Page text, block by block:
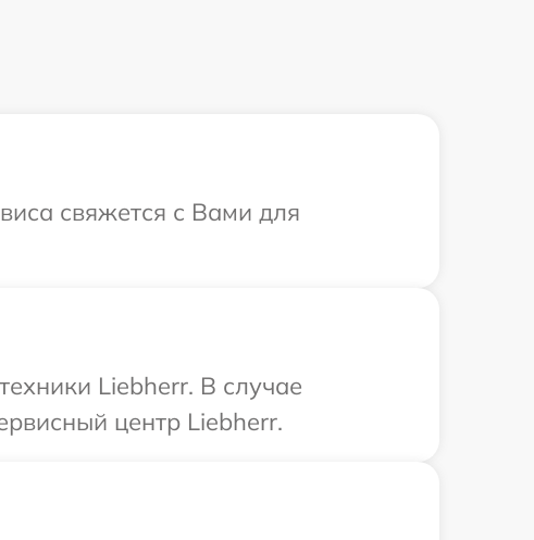
свяжется с Вами для
Liebherr. В случае
центр Liebherr.